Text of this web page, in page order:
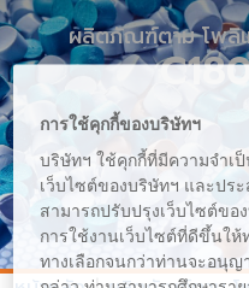
ผลิตภัณฑ์ตาม โพลิเ
การใช้คุกกี้ของบริษัทฯ
บริษัทฯ ใช้คุกกี้ที่มีความจำเ
เว็บไซต์ของบริษัทฯ และปร
สามารถปรับปรุงเว็บไซต์ข
การใช้งานเว็บไซต์ที่ดีขึ้นใ
ทางเลือกจนกว่าท่านจะอนุญ